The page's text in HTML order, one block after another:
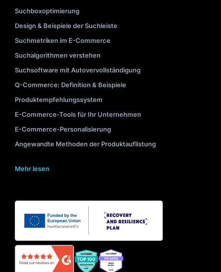
Suchboxoptimierung
Design & Beispiele der Suchleiste
Suchmetriken im E-Commerce
Suchalgorithmen verstehen
Suchsoftware mit Autovervollständigung
Q-Commerce: Definition & Beispiele
Produktempfehlungssystem
E-Commerce-Tools für Ihr Unternehmen
E-Commerce-Personalisierung
Angewandte Methoden der Produktauflistung
Mehr lesen